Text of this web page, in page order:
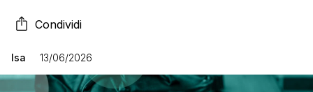
Condividi
Isa 13/06/2026